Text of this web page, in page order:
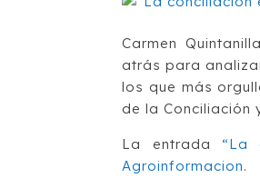
Carmen
atrás para
los que más
de la Conciliación
La entrada “La
Agroinformacion.